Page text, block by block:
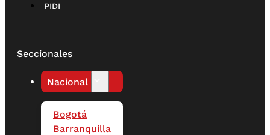
PIDI
Seccionales
Nacional
Bogotá
Barranquilla